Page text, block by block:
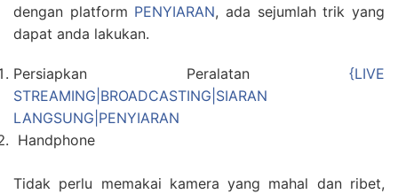
dengan platform PENYIARAN, ada sejumlah trik yang
dapat anda lakukan.
Persiapkan Peralatan {LIVE
STREAMING|BROADCASTING|SIARAN
LANGSUNG|PENYIARAN
Handphone
Tidak perlu memakai kamera yang mahal dan ribet,